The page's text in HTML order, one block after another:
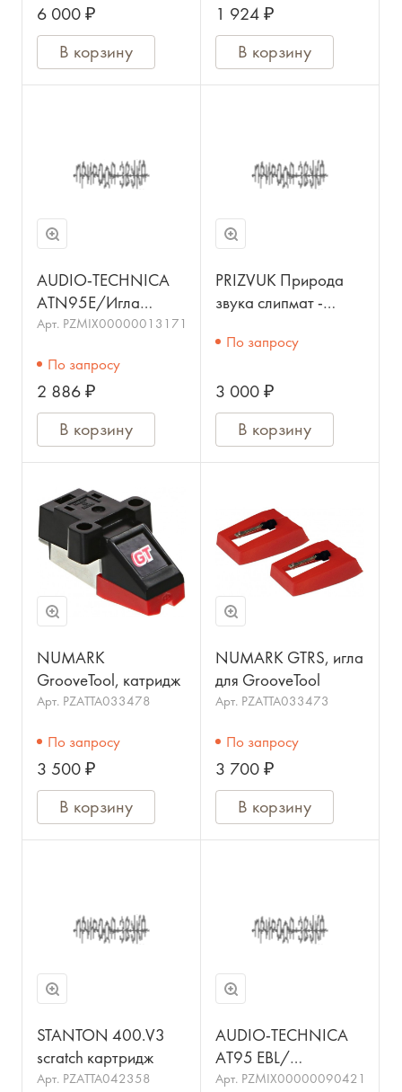
6 000 ₽
В корзину
1 924 ₽
В корзину
AUDIO-TECHNICA
ATN95E/Игла
эллиптическая для
TECHNICA
Арт. PZMIX00000013171
По запросу
2 886 ₽
В корзину
PRIZVUK Природа
звука слипмат -
слипматов
По запросу
3 000 ₽
В корзину
NUMARK
GrooveTool, катридж
Арт. PZATTA033478
По запросу
3 500 ₽
В корзину
NUMARK GTRS, игла
для GrooveTool
Арт. PZATTA033473
По запросу
3 700 ₽
В корзину
STANTON 400.V3
scratch картридж
Арт. PZATTA042358
AUDIO-TECHNICA
AT95 EBL/
Картридж/AUDIO-
Арт. PZMIX00000090421